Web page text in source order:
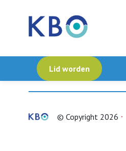
Lid worden
© Copyright 2026